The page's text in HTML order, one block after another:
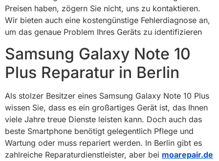
Preisen haben, zögern Sie nicht, uns zu kontaktieren.
Wir bieten auch eine kostengünstige Fehlerdiagnose an,
um das genaue Problem Ihres Geräts zu identifizieren
Samsung Galaxy Note 10
Plus Reparatur in Berlin
Als stolzer Besitzer eines Samsung Galaxy Note 10 Plus
wissen Sie, dass es ein großartiges Gerät ist, das Ihnen
viele Jahre treue Dienste leisten kann. Doch auch das
beste Smartphone benötigt gelegentlich Pflege und
Wartung oder muss repariert werden. In Berlin gibt es
zahlreiche Reparaturdienstleister, aber bei moarepair.de